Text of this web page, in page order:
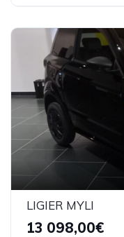
LIGIER MYLI
13 098,00€